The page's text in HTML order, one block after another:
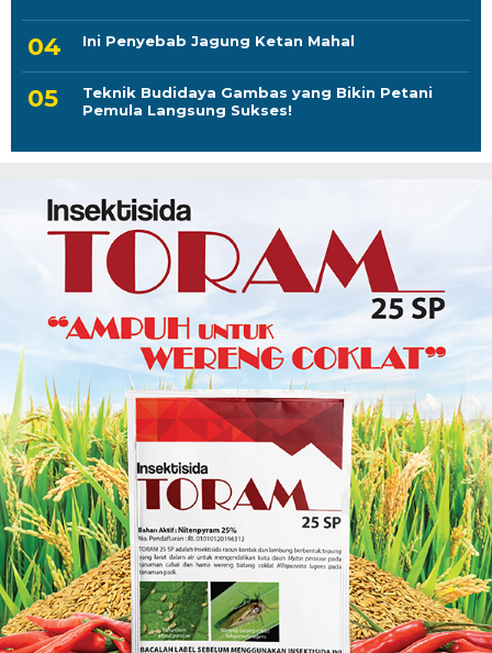
Ini Penyebab Jagung Ketan Mahal
Teknik Budidaya Gambas yang Bikin Petani
Pemula Langsung Sukses!